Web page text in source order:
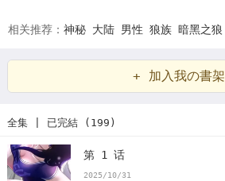
相关推荐： 神秘 大陆 男性 狼族 暗黑之狼
狐纷争交战规则
+ 加入我の書架
全集 | 已完結 (199)
第 1 话
2025/10/31